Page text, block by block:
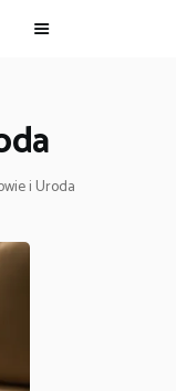
i Uroda